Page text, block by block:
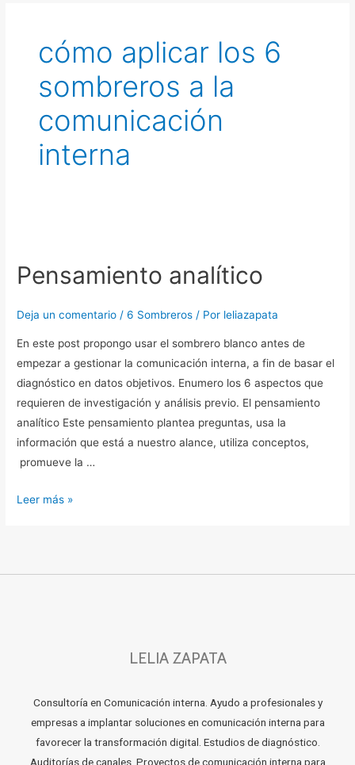
cómo aplicar los 6
sombreros a la
comunicación
interna
Pensamiento analítico
Deja un comentario /6 Sombreros / Por leliazapata
En este post propongo usar el sombrero blanco antes de
empezar a gestionar la comunicación interna, a fin de basar el
diagnóstico en datos objetivos. Enumero los 6 aspectos que
requieren de investigación y análisis previo. El pensamiento
analítico Este pensamiento plantea preguntas, usa la
información que está a nuestro alance, utiliza conceptos,
promueve la …
Leer más »
LELIA ZAPATA
Consultoría en Comunicación interna. Ayudo a profesionales y
empresas a implantar soluciones en comunicación interna para
favorecer la transformación digital. Estudios de diagnóstico.
Auditorías de canales. Proyectos de comunicación interna para